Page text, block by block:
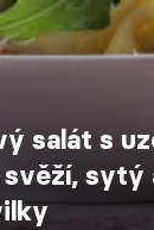
salát s
sytý